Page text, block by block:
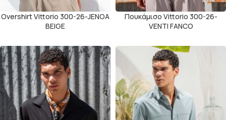
Overshirt Vittorio 300-26-JENOA
BEIGE
Πουκάμισο Vittorio 300-26-
VENTI FANCO